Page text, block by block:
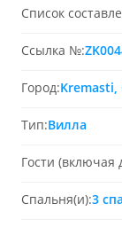
Список
Ссылка №:
Город:Kremasti,
Тип:Вилла
Гости (включая
Спальня(и):3